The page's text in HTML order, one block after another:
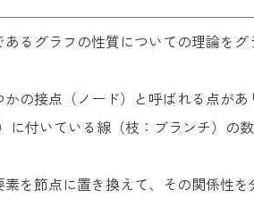
るグラフの性質についての理論を
かの接点（ノード）と呼ばれる点が
に付いている線（枝：ブランチ）の
を節点に置き換えて、その関係性を